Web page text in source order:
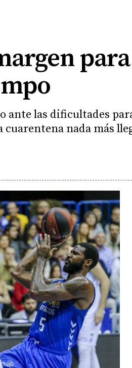
para
ante las dificultades
nada más